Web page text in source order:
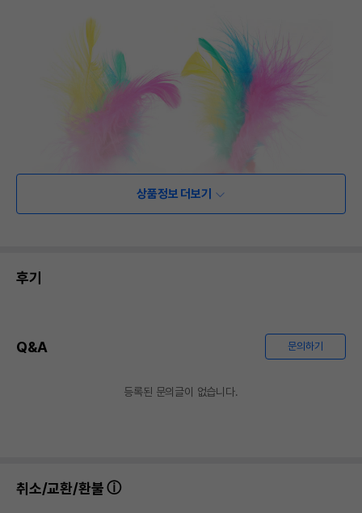
상품정보 더보기
후기
Q&A 문의하기
등록된 문의글이 없습니다.
취소/교환/환불